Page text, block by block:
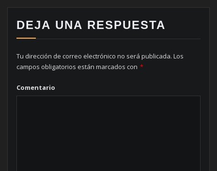
DEJA UNA RESPUESTA
Tu dirección de correo electrónico no será publicada. Los
campos obligatorios están marcados con *
Comentario